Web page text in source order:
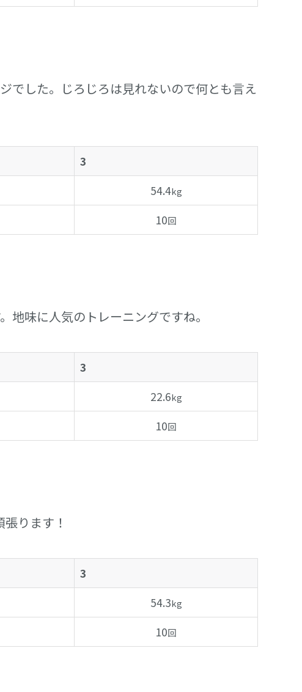
でした。じろじろは見れないので何とも言え
3
54.4kg
10回
味に人気のトレーニングですね。
3
22.6kg
10回
ります！
3
54.3kg
10回